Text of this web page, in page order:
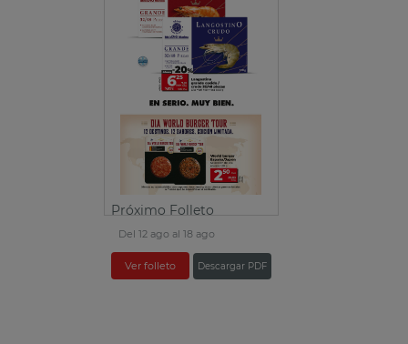
Próximo Folleto
Del 12 ago al 18 ago
Ver folleto Descargar PDF